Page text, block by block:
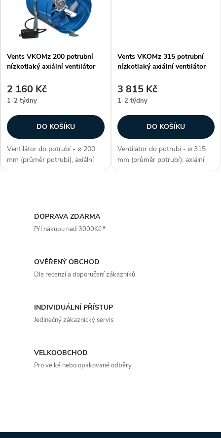
ů
Vents VKOMz 200 potrubní
nízkotlaký axiální ventilátor
2 160 Kč
1-2 týdny
DO KOŠÍKU
Ventilátor do potrubí - ⌀ 200
mm (průměr potrubí), axiální
konstrukce, max. teplota 40 °C,
Vents VKOMz 315 potrubní
nízkotlaký axiální ventilátor
3 815 Kč
1-2 týdny
DO KOŠÍKU
Ventilátor do potrubí - ⌀ 315
mm (průměr potrubí), axiální
konstrukce, max. teplota 40 °C,
DOPRAVA ZDARMA
Při nákupu nad 3000Kč *
OVĚŘENÝ OBCHOD
Dle recenzí a doporučení zákazníků
INDIVIDUÁLNÍ PŘÍSTUP
Jedinečný zákaznický servis
VELKOOBCHOD
Pro velké nebo opakované odběry